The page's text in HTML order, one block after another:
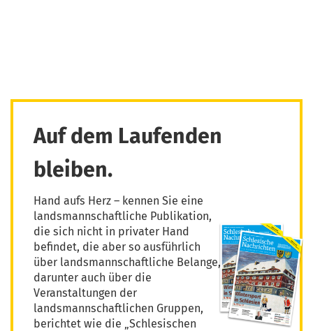
Auf dem Laufenden
bleiben.
Hand aufs Herz – kennen Sie eine
landsmannschaftliche Publikation,
die sich nicht in privater Hand
befindet, die aber so ausführlich
über landsmannschaftliche Belange,
darunter auch über die
Veranstaltungen der
landsmannschaftlichen Gruppen,
berichtet wie die „Schlesischen